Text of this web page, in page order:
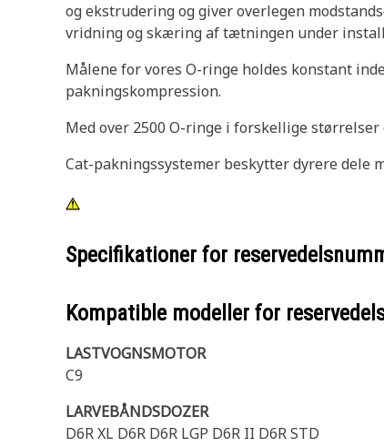
og ekstrudering og giver overlegen
vridning og skæring af tætningen under
Målene for vores O-ringe holdes konstant
pakningskompression.
Med over 2500 O-ringe i forskellige
Cat-pakningssystemer beskytter dyrere dele
Specifikationer for
Kompatible modeller for
LASTVOGNSMOTOR
C9
LARVEBÅNDSDOZER
D6R XL D6R D6R LGP D6R II D6R STD